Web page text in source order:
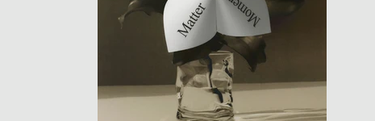
verspreid over Nederland, die de moeite
waard zijn om speci